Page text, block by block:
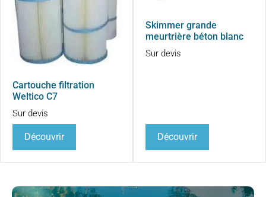
Cartouche filtration
Weltico C7
Sur devis
Découvrir
Skimmer grande
meurtrière béton blanc
Sur devis
Découvrir